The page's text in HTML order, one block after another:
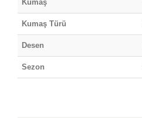
Kumaş
Kumaş Türü
Desen
Sezon